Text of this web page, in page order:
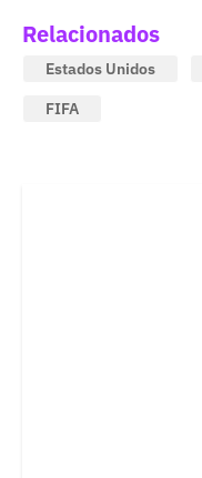
Relacionados
Estados Unidos
FIFA